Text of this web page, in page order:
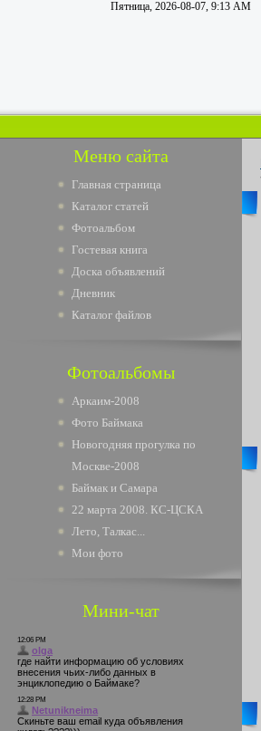
Пятница, 2026-08-07, 9:13 AM
Меню сайта
Главная страница
Каталог статей
Фотоальбом
Гостевая книга
Доска объявлений
Дневник
Каталог файлов
Фотоальбомы
Аркаим-2008
Фото Баймака
Новогодняя прогулка по
Москве-2008
Баймак и Самара
22 марта 2008. КС-ЦСКА
Лето, Талкас...
Мои фото
Мини-чат